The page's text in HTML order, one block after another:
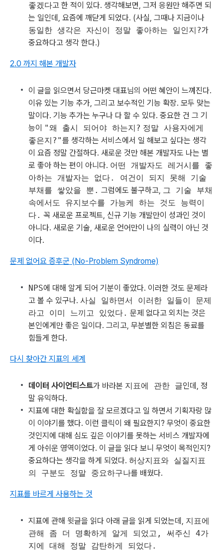
좋겠다고 한 적이 있다. 생각해보면, 그저 응원만 해주면 되
는 일인데, 요즘에 깨닫게 되었다. (사실, 그때나 지금이나
동일한 생각은 자신이 정말 좋아하는 일인지?가
중요하다고 생각 한다.)
2.0 까지 해본 개발자
이 글을 읽으면서 당근마켓 대표님의 어떤 혜안이 느껴진다.
이유 있는 기능 추가, 그리고 보수적인 기능 확장. 모두 맞는
말이다. 기능 추가는 누구나 다 할 수 있다. 중요한 건 그 기
능이
"왜 출시 되어야 하는지? 정말 사용자에게
좋은지?"를 생각하는 서비스에서 일 해보고 싶다는 생각
이 요즘 정말 간절하다. 새로운 것만 해본 개발자도 나는 별
로 좋아 하는 편이 아니다. 어떤 개발자도 레거시를 좋
아하는 개발자는 없다. 여건이 되지 못해 기술
부채를 쌓았을 뿐. 그럼에도 불구하고, 그 기술 부채
속에서도 유지보수를 가능케 하는 것도 능력이
다. 꼭 새로운 프로젝트, 신규 기능 개발만이 성과인 것이
아니다. 새로운 기술, 새로운 언어만이 나의 실력이 아닌 것
이다.
문제 없어요 증후군 (No-Problem Syndrome)
NPS에 대해 알게 되어 기분이 좋았다. 이러한 것도 문제라
고 볼 수 있구나. 사실 일하면서 이러한 일들이 문제
라고 이미 느끼고 있었다. 문제 없다고 외치는 것은
본인에게만 좋은 일이다. 그리고, 무분별한 외침은 동료를
힘들게 한다.
다시 찾아간 지표의 세계
데이터 사이언티스트가 바라본 지표에 관한 글인데, 정
말 유익하다.
지표에 대한 확실함을 잘 모르겠다고 일 하면서 기획자랑 많
이 이야기를 했다. 이런 클릭이 왜 필요한지? 무엇이 중요한
것인지에 대해 심도 깊은 이야기를 못하는 서비스 개발자에
게 아쉬운 영역이었다. 이 글을 읽다 보니 무엇이 목적인지?
중요하다는 생각을 하게 되었다. 허상지표와 실질지표
의 구분도 정말 중요하구나를 배웠다.
지표를 바르게 사용하는 것
지표에 관해 윗글을 읽다 아래 글을 읽게 되었는데, 지표에
관해 좀 더 명확하게 알게 되었고, 써주신 4가
지에 대해 정말 감탄하게 되었다.